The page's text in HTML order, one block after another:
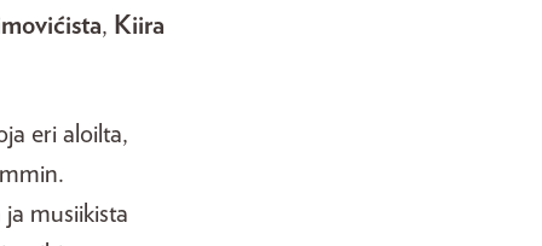
, Kiira
eri aloilta,
musiikista